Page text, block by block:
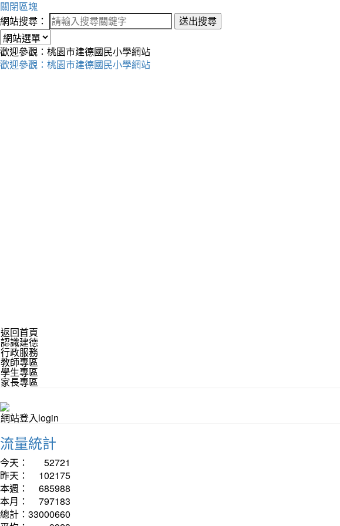
關閉區塊
網站搜尋：
送出搜尋
歡迎參觀：桃園市建德國民小學網站
歡迎參觀：桃園市建德國民小學網站
返回首頁
認識建德
行政服務
教師專區
學生專區
家長專區
網站登入login
流量統計
今天：
52721
昨天：
102175
本週：
685988
本月：
797183
總計： 33000660